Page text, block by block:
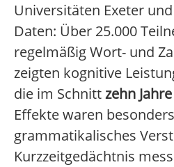
Universitäten Exeter
Daten: Über 25.000
regelmäßig Wort- und
zeigten kognitive
die im Schnittzehn
Effekte waren
grammatikalisches
Kurzzeitgedächtnis